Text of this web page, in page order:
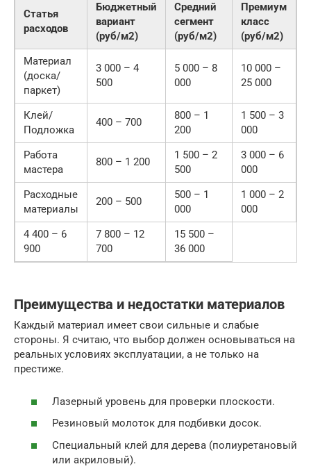
Статья
расходов
Бюджетный
вариант
(руб/м2)
Средний
сегмент
(руб/м2)
Премиум
класс
(руб/м2)
Материал
(доска/
паркет)
3 000 – 4
500
5 000 – 8
000
10 000 –
25 000
Клей/
Подложка
400 – 700
800 – 1
200
1 500 – 3
000
Работа
мастера
800 – 1 200
1 500 – 2
500
3 000 – 6
000
Расходные
материалы
200 – 500
500 – 1
000
1 000 – 2
000
4 400 – 6
900
7 800 – 12
700
15 500 –
36 000
Преимущества и недостатки материалов
Каждый материал имеет свои сильные и слабые
стороны. Я считаю, что выбор должен основываться на
реальных условиях эксплуатации, а не только на
престиже.
Лазерный уровень для проверки плоскости.
Резиновый молоток для подбивки досок.
Специальный клей для дерева (полиуретановый
или акриловый).